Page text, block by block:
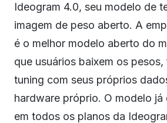
Ideogram 4.0, seu modelo de
imagem de peso aberto. A
é o melhor modelo aberto do
que usuários baixem os
tuning com seus próprios
hardware próprio. O modelo já
em todos os planos da